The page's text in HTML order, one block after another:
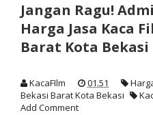
Jangan Ragu!
Harga Jasa Kaca
Barat Kota Bekasi
KacaFIlm 01.51
Bekasi Barat Kota Bekasi
Add Comment